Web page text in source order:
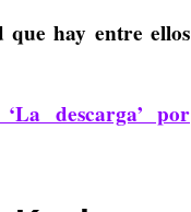
hay entre ellos
descarga’ por